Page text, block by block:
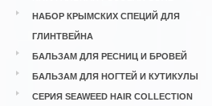
НАБОР КРЫМСКИХ СПЕЦИЙ ДЛЯ
ГЛИНТВЕЙНА
БАЛЬЗАМ ДЛЯ РЕСНИЦ И БРОВЕЙ
БАЛЬЗАМ ДЛЯ НОГТЕЙ И КУТИКУЛЫ
СЕРИЯ SEAWEED HAIR COLLECTION